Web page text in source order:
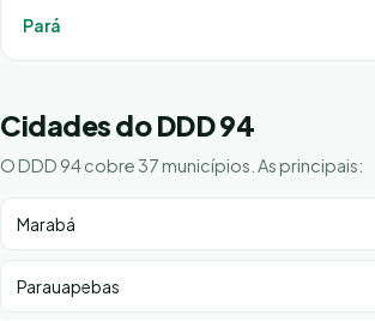
Pará
Cidades do DDD 94
O DDD 94 cobre 37 municípios. As principais:
Marabá
Parauapebas